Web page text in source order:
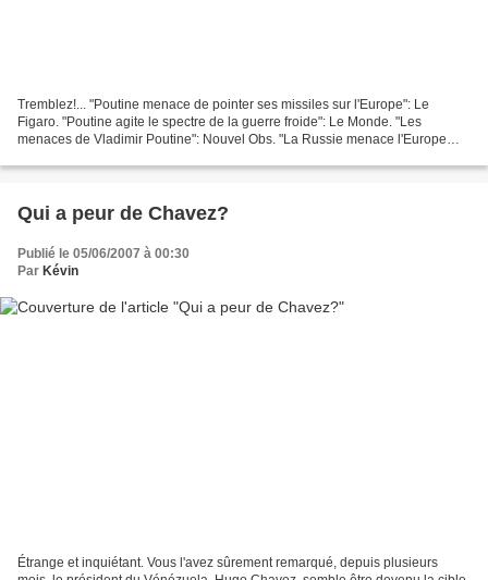
Tremblez!... "Poutine menace de pointer ses missiles sur l'Europe": Le
Figaro. "Poutine agite le spectre de la guerre froide": Le Monde. "Les
menaces de Vladimir Poutine": Nouvel Obs. "La Russie menace l'Europe
Qui a peur de Chavez?
Publié le 05/06/2007 à 00:30
Par Kévin
Étrange et inquiétant. Vous l'avez sûrement remarqué, depuis plusieurs